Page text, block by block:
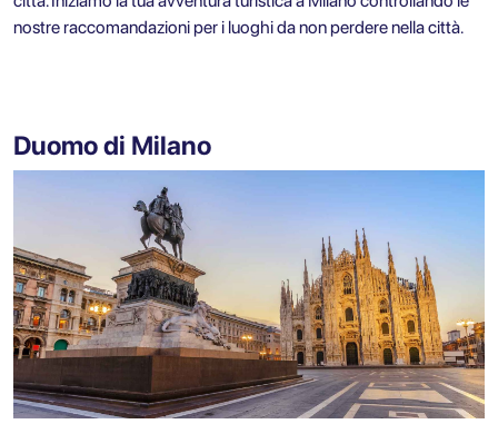
nostre raccomandazioni per i luoghi da non perdere nella città.
Duomo di Milano